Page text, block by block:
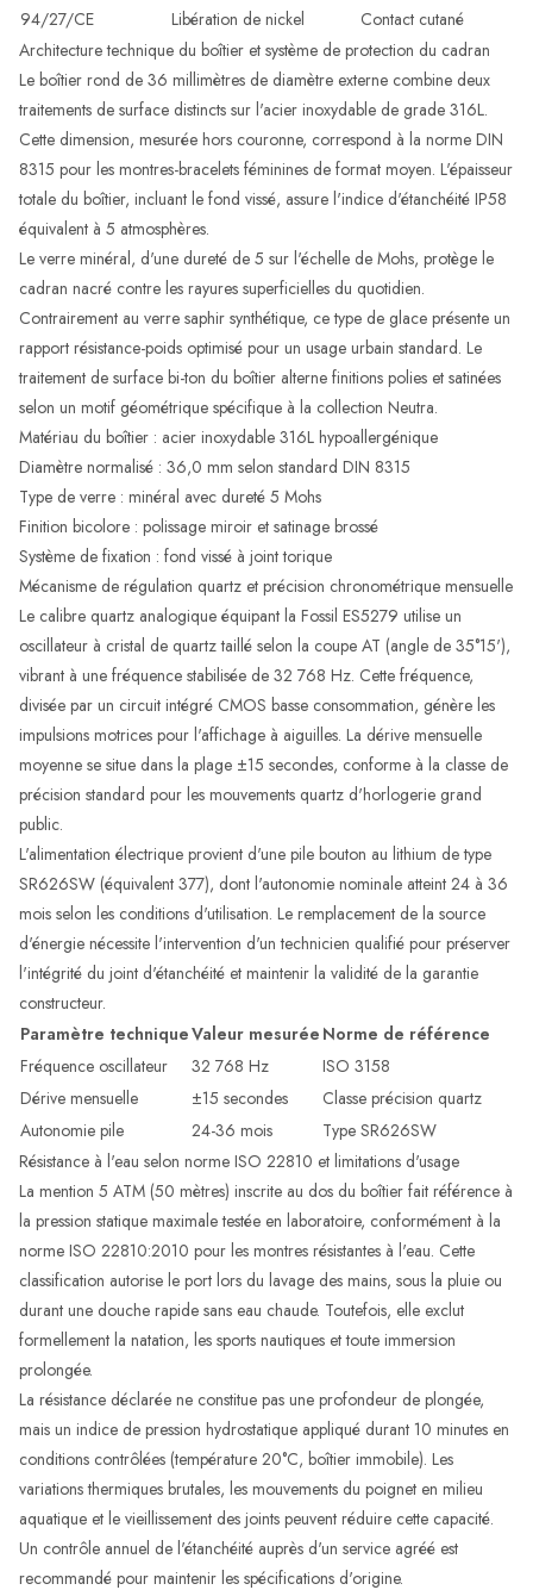
94/27/CE
Libération de nickel
Contact cutané
Architecture technique du boîtier et système de protection du cadran
Le boîtier rond de 36 millimètres de diamètre externe combine deux
traitements de surface distincts sur l'acier inoxydable de grade 316L.
Cette dimension, mesurée hors couronne, correspond à la norme DIN
8315 pour les montres-bracelets féminines de format moyen. L'épaisseur
totale du boîtier, incluant le fond vissé, assure l'indice d'étanchéité IP58
équivalent à 5 atmosphères.
Le verre minéral, d'une dureté de 5 sur l'échelle de Mohs, protège le
cadran nacré contre les rayures superficielles du quotidien.
Contrairement au verre saphir synthétique, ce type de glace présente un
rapport résistance-poids optimisé pour un usage urbain standard. Le
traitement de surface bi-ton du boîtier alterne finitions polies et satinées
selon un motif géométrique spécifique à la collection Neutra.
Matériau du boîtier : acier inoxydable 316L hypoallergénique
Diamètre normalisé : 36,0 mm selon standard DIN 8315
Type de verre : minéral avec dureté 5 Mohs
Finition bicolore : polissage miroir et satinage brossé
Système de fixation : fond vissé à joint torique
Mécanisme de régulation quartz et précision chronométrique mensuelle
Le calibre quartz analogique équipant la Fossil ES5279 utilise un
oscillateur à cristal de quartz taillé selon la coupe AT (angle de 35°15'),
vibrant à une fréquence stabilisée de 32 768 Hz. Cette fréquence,
divisée par un circuit intégré CMOS basse consommation, génère les
impulsions motrices pour l'affichage à aiguilles. La dérive mensuelle
moyenne se situe dans la plage ±15 secondes, conforme à la classe de
précision standard pour les mouvements quartz d'horlogerie grand
public.
L'alimentation électrique provient d'une pile bouton au lithium de type
SR626SW (équivalent 377), dont l'autonomie nominale atteint 24 à 36
mois selon les conditions d'utilisation. Le remplacement de la source
d'énergie nécessite l'intervention d'un technicien qualifié pour préserver
l'intégrité du joint d'étanchéité et maintenir la validité de la garantie
constructeur.
Paramètre techniqueValeur mesurée Norme de référence
Fréquence oscillateur
32 768 Hz
ISO 3158
Dérive mensuelle
±15 secondes
Classe précision quartz
Autonomie pile
24-36 mois
Type SR626SW
Résistance à l'eau selon norme ISO 22810 et limitations d'usage
La mention 5 ATM (50 mètres) inscrite au dos du boîtier fait référence à
la pression statique maximale testée en laboratoire, conformément à la
norme ISO 22810:2010 pour les montres résistantes à l'eau. Cette
classification autorise le port lors du lavage des mains, sous la pluie ou
durant une douche rapide sans eau chaude. Toutefois, elle exclut
formellement la natation, les sports nautiques et toute immersion
prolongée.
La résistance déclarée ne constitue pas une profondeur de plongée,
mais un indice de pression hydrostatique appliqué durant 10 minutes en
conditions contrôlées (température 20°C, boîtier immobile). Les
variations thermiques brutales, les mouvements du poignet en milieu
aquatique et le vieillissement des joints peuvent réduire cette capacité.
Un contrôle annuel de l'étanchéité auprès d'un service agréé est
recommandé pour maintenir les spécifications d'origine.